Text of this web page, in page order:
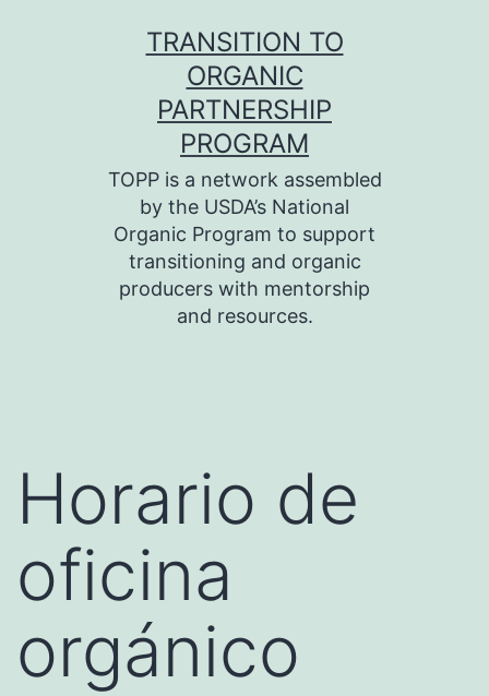
TRANSITION TO
ORGANIC
PARTNERSHIP
PROGRAM
TOPP is a network assembled
by the USDA’s National
Organic Program to support
transitioning and organic
producers with mentorship
and resources.
Horario de
oficina
orgánico